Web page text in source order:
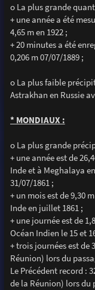
o La plus grande
+ une année a été
4,65 m en 1922 ;
+ 20 minutes a été
0,206 m 07/07/1889 ;
o La plus faible
Astrakhan en Russie
* MONDIAUX :
o La plus grande
+ une année est de
Inde et à Meghalaya
31/07/1861 ;
+ un mois est de 9,30
Inde en juillet 1861 ;
+ une journée est de
Océan Indien le 15 et
+ trois journées est de
Réunion) lors du
Le Précédent record :
de la Réunion) lors du